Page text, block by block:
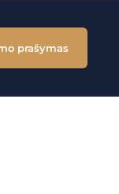
prašymas